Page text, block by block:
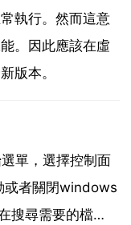
執行。然而這意
。因此應該在虛
版本。
單，選擇控制面
或者關閉windows
搜尋需要的檔